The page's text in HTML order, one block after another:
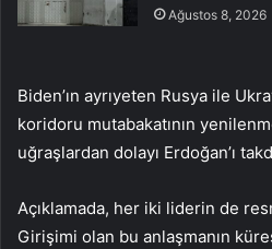
Ağustos 8, 2026
Biden’ın ayrıyeten Rusya ile
koridoru mutabakatının
uğraşlardan dolayı Erdoğan’ı
Açıklamada, her iki liderin de
Girişimi olan bu anlaşmanın